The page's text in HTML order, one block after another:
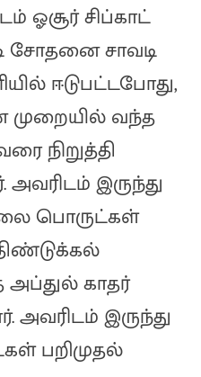
ஓசூர் சிப்காட்
சோதனை சாவடி
ஈடுபட்டபோது,
முறையில் வந்த
நிறுத்தி
இருந்து
பொருட்கள்
காதர்
அவரிடம் இருந்து
பறிமுதல்